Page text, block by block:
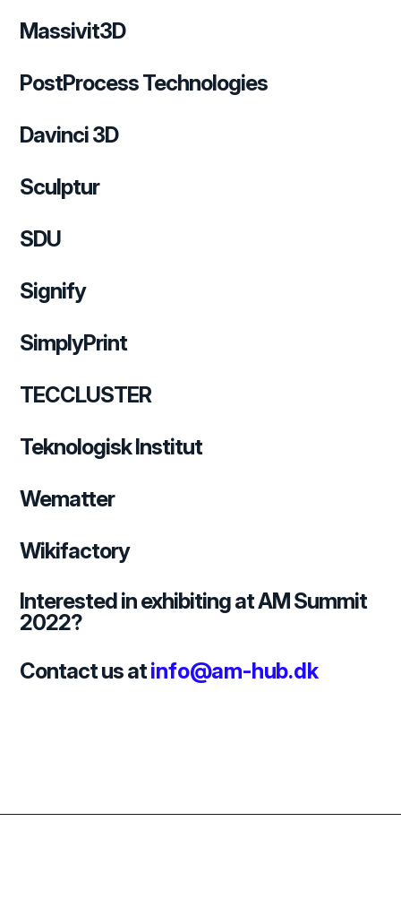
Massivit3D
PostProcess Technologies
Davinci 3D
Sculptur
SDU
Signify
SimplyPrint
TECCLUSTER
Teknologisk Institut
Wematter
Wikifactory
Interested in exhibiting at AM Summit
2022?
Contact us atinfo@am-hub.dk